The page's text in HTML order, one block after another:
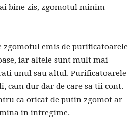
bine zis, zgomotul minim
zgomotul emis de purificatoarele
iar altele sunt mult mai
unul sau altul. Purificatoarele
cam dur dar de care sa tii cont.
ca oricat de putin zgomot ar
in intregime.